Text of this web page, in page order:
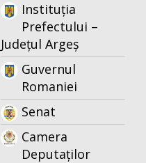
Instituția
Prefectului –
Județul Argeș
Guvernul
Romaniei
Senat
Camera
Deputaților